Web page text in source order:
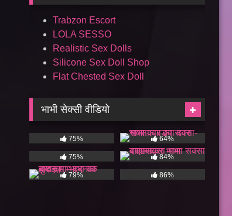
Trabzon Escort
LOLA SESSO
Realistic Sex Dolls
Silicone Sex Doll Shop
Flat Chested Sex Doll
भाभी सेक्सी वीडियो
75% 64%
75% 84%
79% 86%